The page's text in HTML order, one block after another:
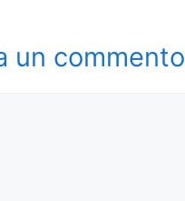
un commento